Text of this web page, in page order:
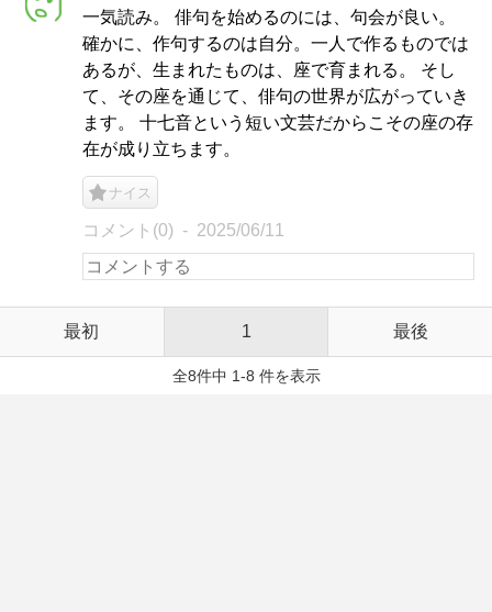
一気読み。 俳句を始めるのには、句会が良い。
確かに、作句するのは自分。一人で作るものでは
あるが、生まれたものは、座で育まれる。 そし
て、その座を通じて、俳句の世界が広がっていき
ます。 十七音という短い文芸だからこその座の存
在が成り立ちます。
ナイス
コメント(0) 2025/06/11
最初 1 最後
全8件中 1-8 件を表示